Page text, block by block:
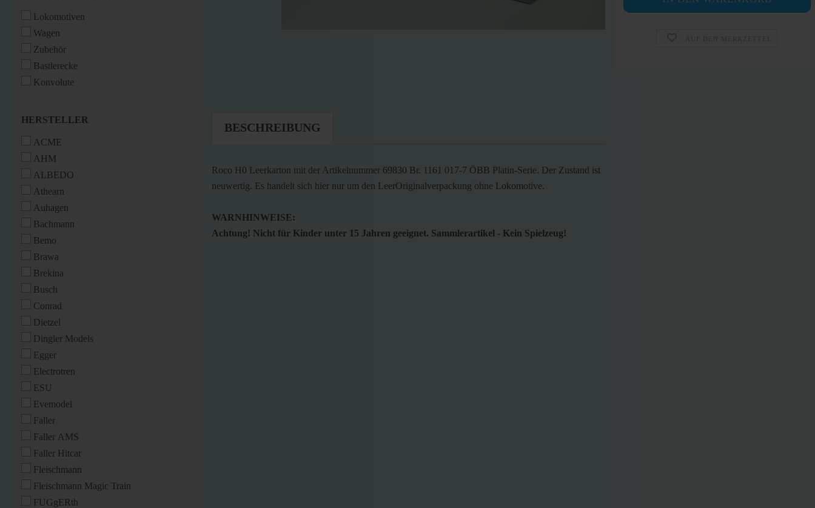
BESCHREIBUNG
Roco H0 Leerkarton mit der Artikelnummer 69830 Br. 1161 017-7 ÖBB Platin-Serie. Der Zustand ist
neuwertig. Es handelt sich hier nur um den LeerOriginalverpackung ohne Lokomotive.
WARNHINWEISE:
Achtung! Nicht für Kinder unter 15 Jahren geeignet. Sammlerartikel - Kein Spielzeug!
Lokomotiven
Wagen
Zubehör
Bastlerecke
Konvolute
HERSTELLER
HERSTELLER
ACME
AHM
ALBEDO
Athearn
Auhagen
Bachmann
Bemo
Brawa
Brekina
Busch
Conrad
Dietzel
Dingler Models
Egger
Electrotren
ESU
Evemodel
Faller
Faller AMS
Faller Hitcar
Fleischmann
Fleischmann Magic Train
FUGgERth